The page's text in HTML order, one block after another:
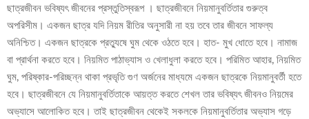
ছাত্রজীবন ভবিষ্যৎ জীবনের প্রস্তুতিস্বরূপ । ছাত্রজীবনে নিয়মানুবর্তিতার গুরুত্ব
অপরিসীম। একজন ছাত্র যদি নিয়ম রীতির অনুসারী না হয় তবে তার জীবনে সাফল্য
অনিশ্চিত। একজন ছাত্রকে প্রত্যুষে ঘুম থেকে ওঠতে হবে। হাত- মুখ ধোতে হবে। নামাজ
বা প্রার্থনা করতে হবে। নিয়মিত পাঠাভ্যাস ও খেলাধুলা করতে হবে। পরিমিত আহার, নিয়মিত
ঘুম, পরিষ্কার-পরিচ্ছন্ন থাকা প্রভৃতি গুণ অর্জনের মাধ্যমে একজন ছাত্রকে নিয়মানুবর্তী হতে
হবে। ছাত্রজীবনে যে নিয়মানুবর্তিতাকে আয়ত্ত করতে শেখল তার ভবিষ্যৎ জীবনও নিয়মের
অভ্যাসে আলোকিত হবে। তাই ছাত্রজীবন থেকেই সকলকে নিয়মানুবর্তিতার অভ্যাস গড়ে